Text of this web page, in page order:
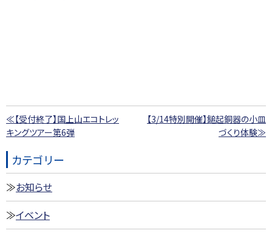
≪【受付終了】国上山エコトレッ
キングツアー第6弾
【3/14特別開催】鎚起銅器の小皿
づくり体験≫
カテゴリー
お知らせ
イベント